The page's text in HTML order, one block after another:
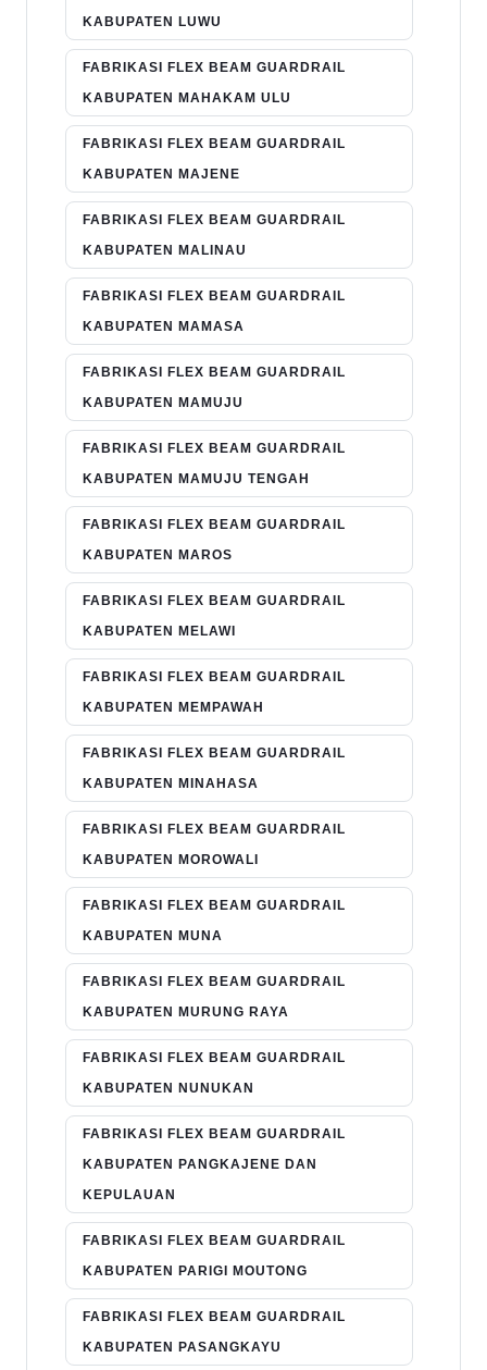
KABUPATEN LUWU
FABRIKASI FLEX BEAM GUARDRAIL
KABUPATEN MAHAKAM ULU
FABRIKASI FLEX BEAM GUARDRAIL
KABUPATEN MAJENE
FABRIKASI FLEX BEAM GUARDRAIL
KABUPATEN MALINAU
FABRIKASI FLEX BEAM GUARDRAIL
KABUPATEN MAMASA
FABRIKASI FLEX BEAM GUARDRAIL
KABUPATEN MAMUJU
FABRIKASI FLEX BEAM GUARDRAIL
KABUPATEN MAMUJU TENGAH
FABRIKASI FLEX BEAM GUARDRAIL
KABUPATEN MAROS
FABRIKASI FLEX BEAM GUARDRAIL
KABUPATEN MELAWI
FABRIKASI FLEX BEAM GUARDRAIL
KABUPATEN MEMPAWAH
FABRIKASI FLEX BEAM GUARDRAIL
KABUPATEN MINAHASA
FABRIKASI FLEX BEAM GUARDRAIL
KABUPATEN MOROWALI
FABRIKASI FLEX BEAM GUARDRAIL
KABUPATEN MUNA
FABRIKASI FLEX BEAM GUARDRAIL
KABUPATEN MURUNG RAYA
FABRIKASI FLEX BEAM GUARDRAIL
KABUPATEN NUNUKAN
FABRIKASI FLEX BEAM GUARDRAIL
KABUPATEN PANGKAJENE DAN
KEPULAUAN
FABRIKASI FLEX BEAM GUARDRAIL
KABUPATEN PARIGI MOUTONG
FABRIKASI FLEX BEAM GUARDRAIL
KABUPATEN PASANGKAYU